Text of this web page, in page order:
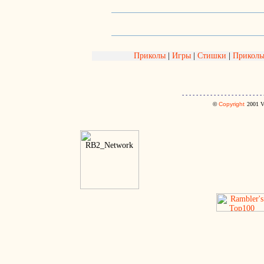
Приколы Игры Стишки
- - - - - - - - - - - - - - - - - - - - - -
©Copyright 2001